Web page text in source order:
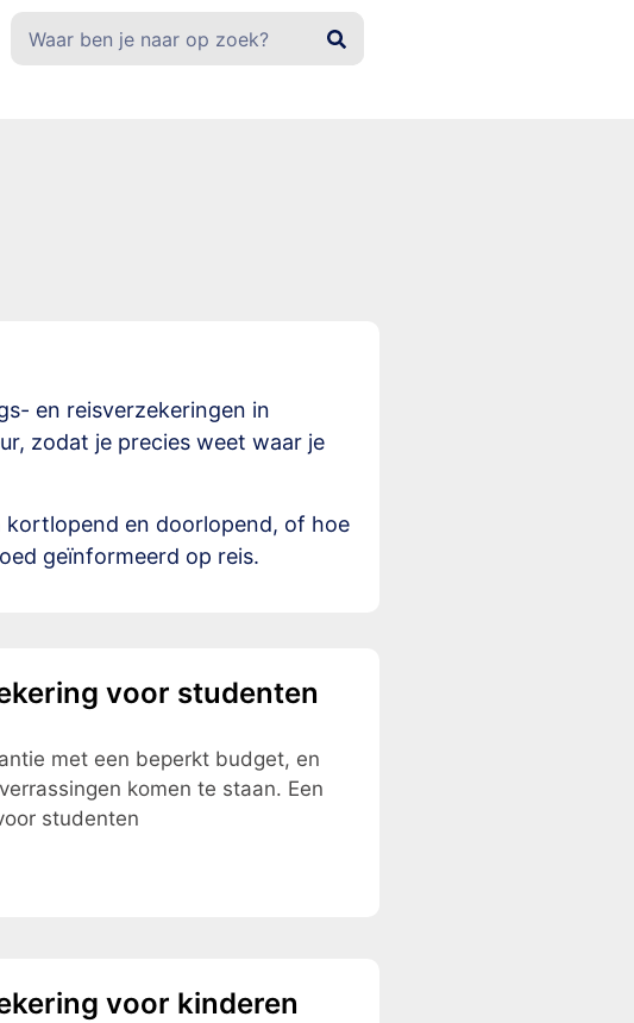
en reisverzekeringen in
zodat je precies weet waar je
en doorlopend, of hoe
geïnformeerd op reis.
voor studenten
met een beperkt budget, en
komen te staan. Een
studenten
voor kinderen